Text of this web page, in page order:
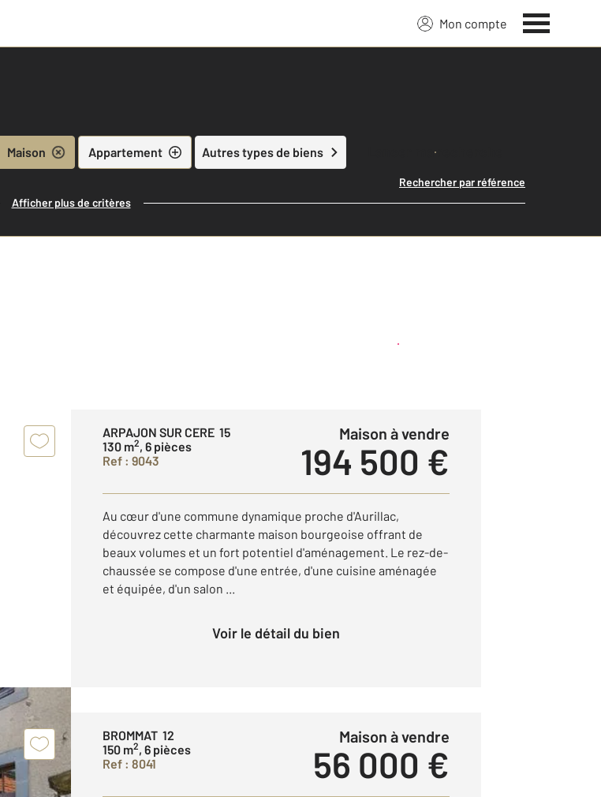
Mon compte
Maison Appartement Autres types de biens Lancer ma recherche
Rechercher par référence
Afficher plus de critères
Créer une alerte
ARPAJON SUR CERE 15
130 m2, 6 pièces
Ref : 9043
Maison à vendre
194 500 €
Au cœur d'une commune dynamique proche d'Aurillac,
découvrez cette charmante maison bourgeoise offrant de
beaux volumes et un fort potentiel d'aménagement. Le rez-de-
chaussée se compose d'une entrée, d'une cuisine aménagée
et équipée, d'un salon ...
Voir le détail du bien
BROMMAT 12
150 m2, 6 pièces
Ref : 8041
Maison à vendre
56 000 €